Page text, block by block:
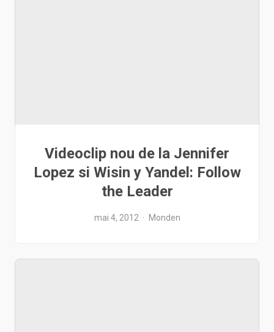
Videoclip nou de la Jennifer
Lopez si Wisin y Yandel: Follow
the Leader
mai 4, 2012 Monden